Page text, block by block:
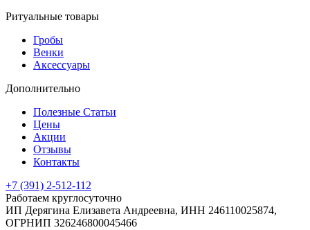
Ритуальные товары
Гробы
Венки
Аксессуары
Дополнительно
Полезные Статьи
Цены
Акции
Отзывы
Контакты
+7 (391) 2-512-112
Работаем круглосуточно
ИП Дерягина Елизавета Андреевна, ИНН 246110025874,
ОГРНИП 326246800045466